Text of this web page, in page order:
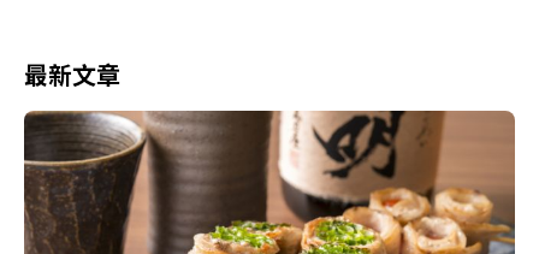
最新文章